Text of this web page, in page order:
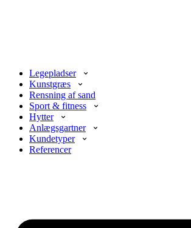
Legepladser
Kunstgræs
Rensning af sand
Sport & fitness
Hytter
Anlægsgartner
Kundetyper
Referencer